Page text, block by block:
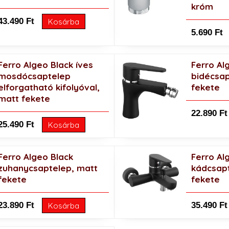
Ft Kosárba
króm
5.690 Ft
Algeo Black íves
kifolyóval,
fekete
Ft Kosárba
Ferro
fekete
22.890 Ft
Algeo Black
matt
Ft Kosárba
Ferro
fekete
35.490 Ft